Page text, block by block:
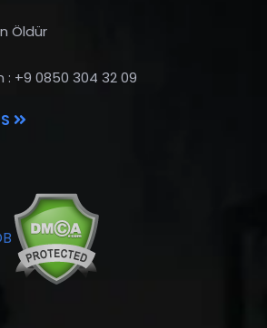
Öldür
: +9 0850 304 32 09